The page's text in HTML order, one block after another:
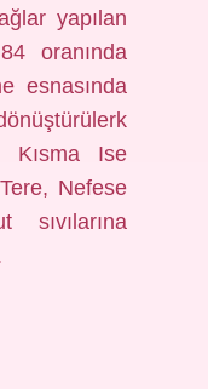
yapılan
oranında
esnasında
Kısma Ise
Nefese